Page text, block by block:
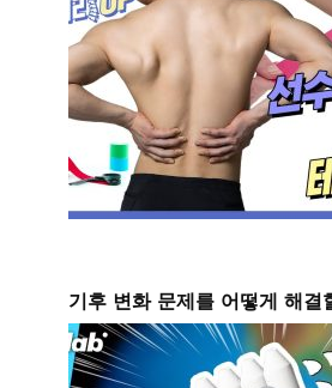
기후 변화 문제를 어떻게 해결